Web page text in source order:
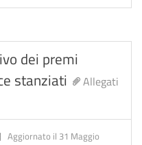
dei premi
stanziati
Allegati
Aggiornato il 31 Maggio